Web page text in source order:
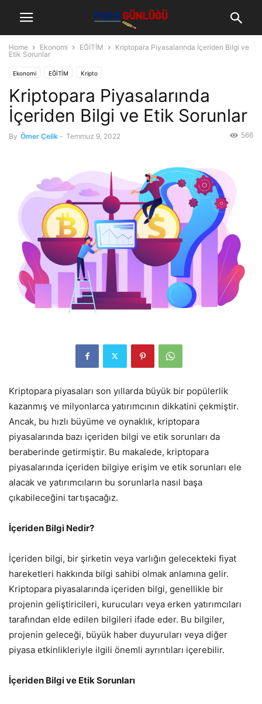
Home Ekonomi EĞİTİM
Kriptopara Piyasalarında İçeriden Bilgi ve
Etik Sorunlar
Ekonomi EĞİTİM Kripto
Kriptopara Piyasalarında
İçeriden Bilgi ve Etik Sorunlar
By Ömer Çelik - Temmuz 9, 2022 566
Kriptopara piyasaları son yıllarda büyük bir popülerlik
kazanmış ve milyonlarca yatırımcının dikkatini çekmiştir.
Ancak, bu hızlı büyüme ve oynaklık, kriptopara
piyasalarında bazı içeriden bilgi ve etik sorunları da
beraberinde getirmiştir. Bu makalede, kriptopara
piyasalarında içeriden bilgiye erişim ve etik sorunları ele
alacak ve yatırımcıların bu sorunlarla nasıl başa
çıkabileceğini tartışacağız.
İçeriden Bilgi Nedir?
İçeriden bilgi, bir şirketin veya varlığın gelecekteki fiyat
hareketleri hakkında bilgi sahibi olmak anlamına gelir.
Kriptopara piyasalarında içeriden bilgi, genellikle bir
projenin geliştiricileri, kurucuları veya erken yatırımcıları
tarafından elde edilen bilgileri ifade eder. Bu bilgiler,
projenin geleceği, büyük haber duyuruları veya diğer
piyasa etkinlikleriyle ilgili önemli ayrıntıları içerebilir.
İçeriden Bilgi ve Etik Sorunları